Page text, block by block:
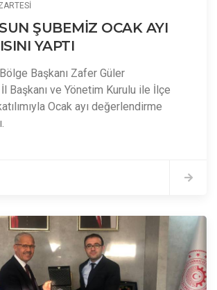
ŞUBEMİZ OCAK AYI
YAPTI
Başkanı Zafer Güler
İl Başkanı ve Yönetim Kurulu ile İlçe
Ocak ayı değerlendirme